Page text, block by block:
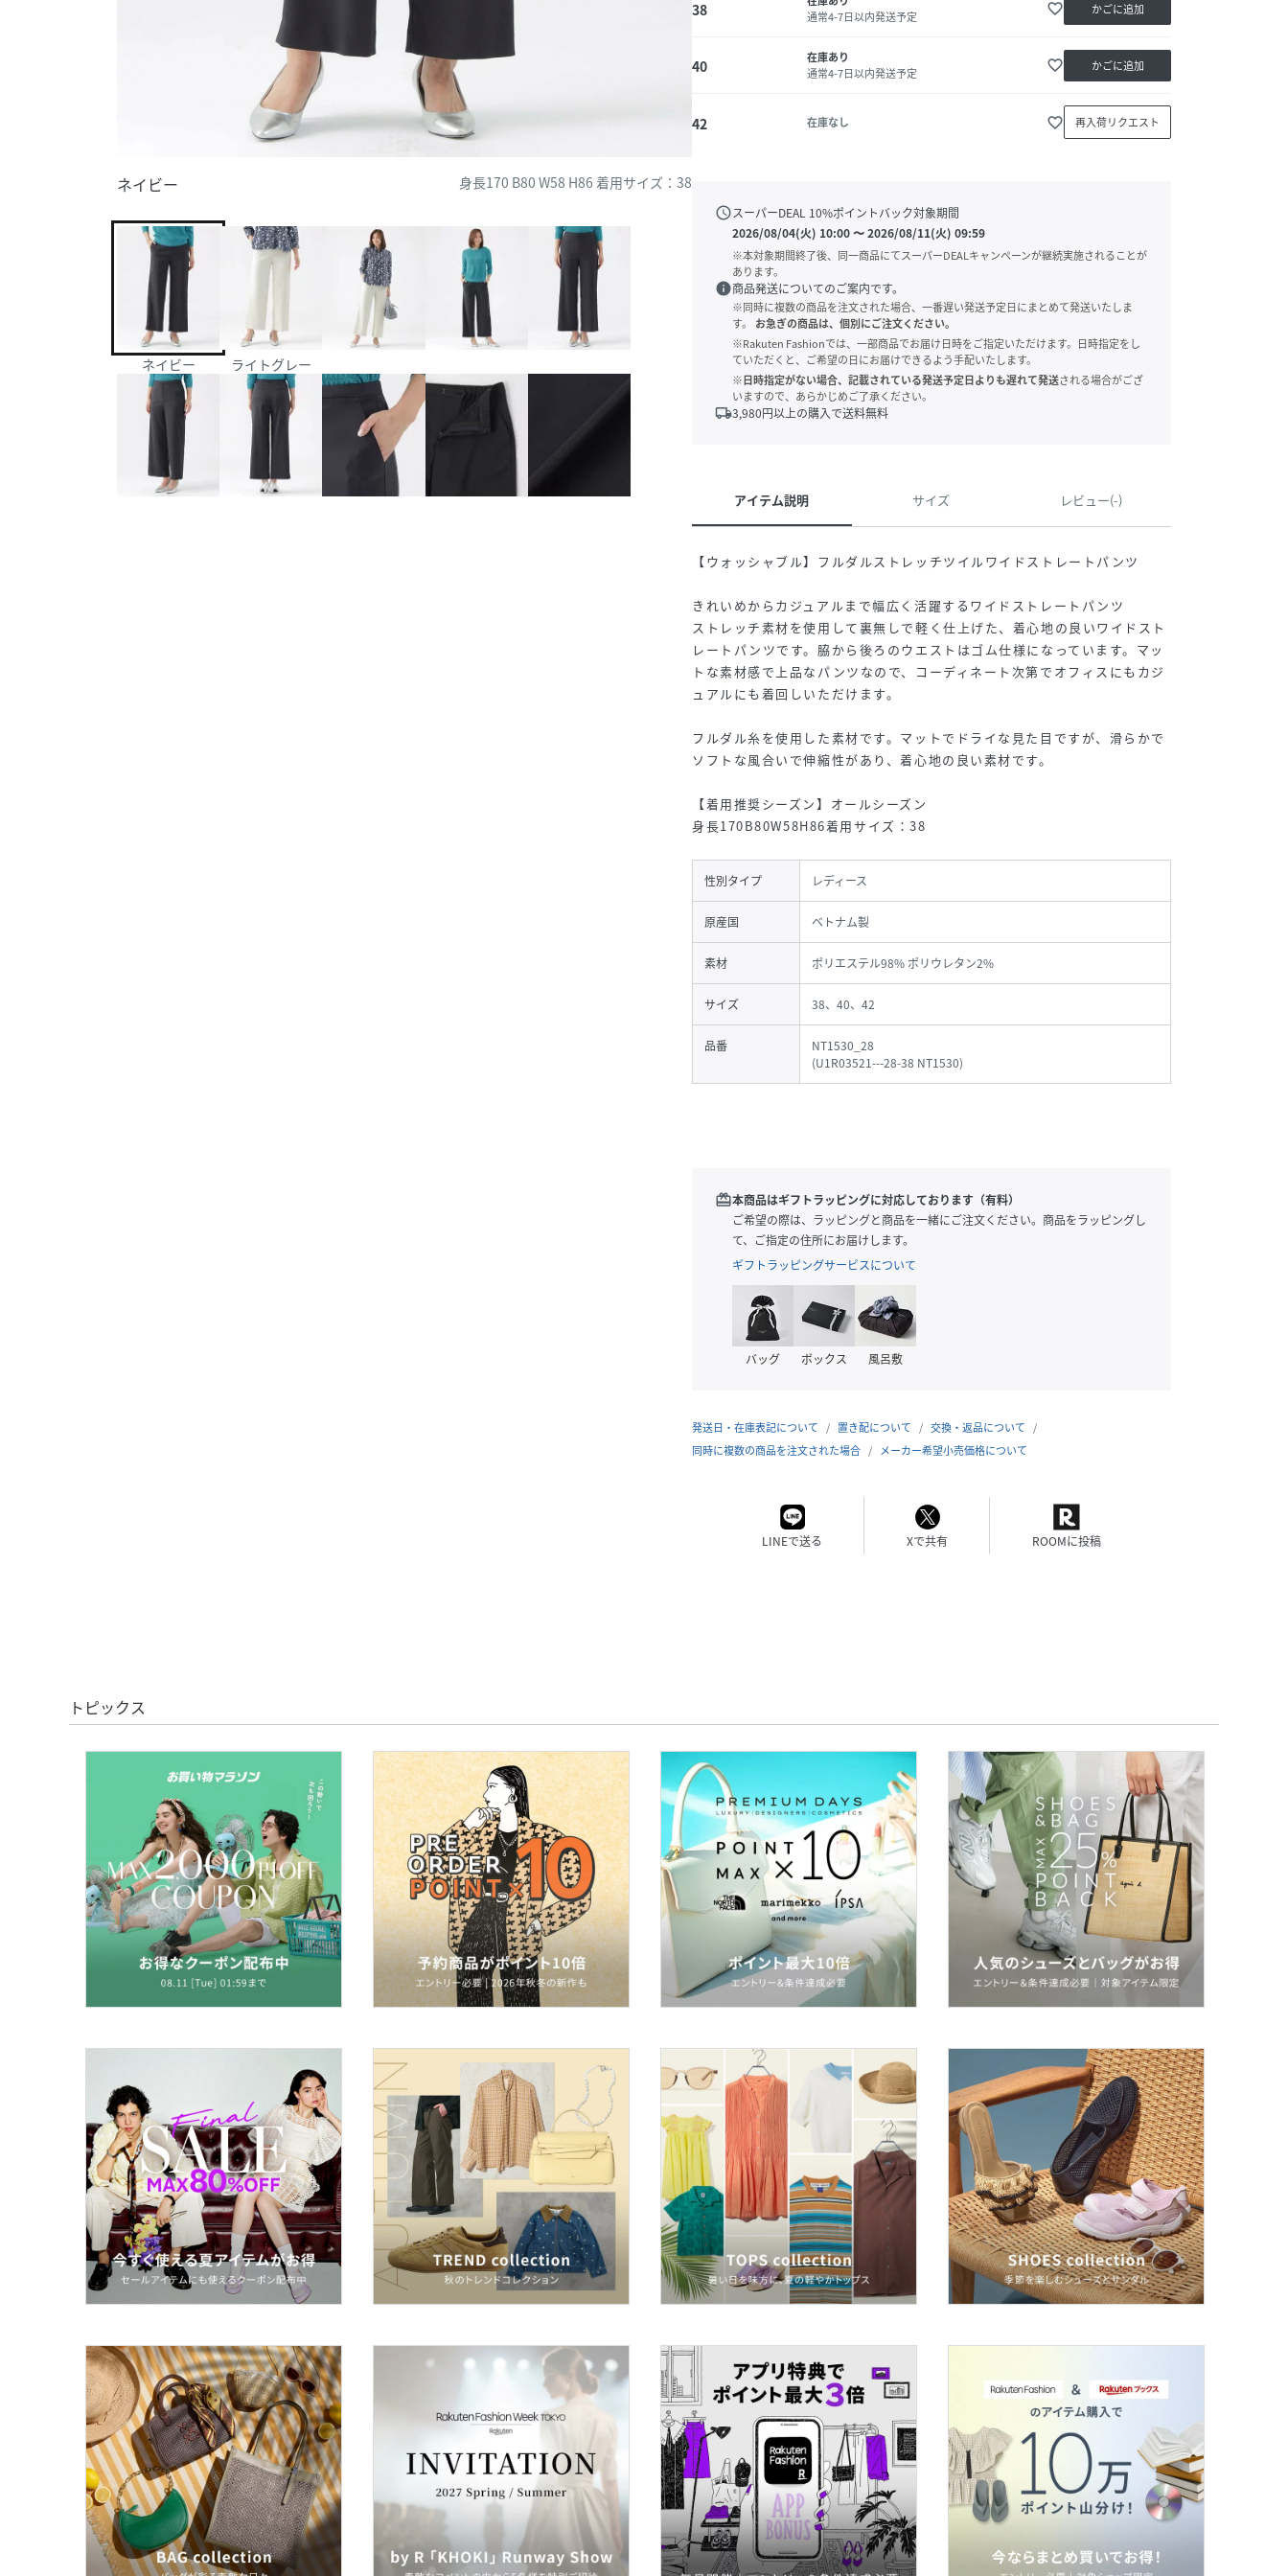
ネイビー 身長170 B80 W58 H86 着用サイズ：38
ネイビー ライトグレー
38
通常4-7日以内発送予定
favorite_border かごに追加
40
在庫あり
通常4-7日以内発送予定
favorite_border かごに追加
42 在庫なし favorite_border 再入荷リクエスト
scheduleスーパーDEAL 10%ポイントバック対象期間
2026/08/04(火) 10:00〜2026/08/11(火) 09:59
※本対象期間終了後、同一商品にてスーパーDEALキャンペーンが継続実施されることが
あります。
info商品発送についてのご案内です。
※同時に複数の商品を注文された場合、一番遅い発送予定日にまとめて発送いたしま
す。
お急ぎの商品は、個別にご注文ください。
※Rakuten Fashionでは、一部商品でお届け日時をご指定いただけます。日時指定をし
ていただくと、ご希望の日にお届けできるよう手配いたします。
※日時指定がない場合、記載されている発送予定日よりも遅れて発送される場合がござ
いますので、あらかじめご了承ください。
local_shipping3,980円以上の購入で送料無料
アイテム説明 サイズ レビュー(-)
【ウォッシャブル】フルダルストレッチツイルワイドストレートパンツ
きれいめからカジュアルまで幅広く活躍するワイドストレートパンツ
ストレッチ素材を使用して裏無しで軽く仕上げた、着心地の良いワイドスト
レートパンツです。脇から後ろのウエストはゴム仕様になっています。マッ
トな素材感で上品なパンツなので、コーディネート次第でオフィスにもカジ
ュアルにも着回しいただけます。
フルダル糸を使用した素材です。マットでドライな見た目ですが、滑らかで
ソフトな風合いで伸縮性があり、着心地の良い素材です。
【着用推奨シーズン】オールシーズン
身長170B80W58H86着用サイズ：38
性別タイプ レディース
原産国 ベトナム製
素材 ポリエステル98% ポリウレタン2%
サイズ 38、40、42
品番
NT1530_28
(U1R03521---28-38 NT1530)
redeem本商品はギフトラッピングに対応しております（有料）
ご希望の際は、ラッピングと商品を一緒にご注文ください。商品をラッピングし
て、ご指定の住所にお届けします。
ギフトラッピングサービスについて
バッグ ボックス 風呂敷
発送日・在庫表記について 置き配について
交換・返品について
同時に複数の商品を注文された場合
メーカー希望小売価格について
LINEで送る Xで共有 ROOMに投稿
トピックス